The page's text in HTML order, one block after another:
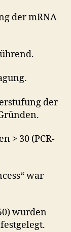
der mRNA-
der
> 30 (PCR-
war
wurden